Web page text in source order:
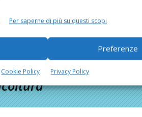
Per saperne di più su questi scopi
Preferenze
Cookie Policy Privacy Policy